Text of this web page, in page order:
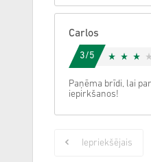
Carlos
3/5
Paņēma brīdi, lai
iepirkšanos!
Iepriekšējais